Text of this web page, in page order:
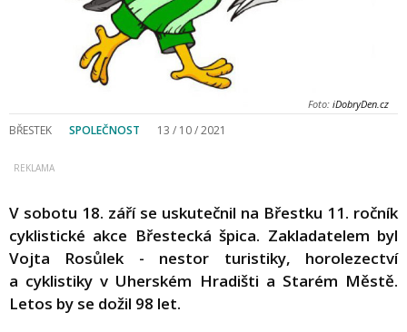
Foto: iDobryDen.cz
BŘESTEK SPOLEČNOST 13 / 10 / 2021
V sobotu 18. září se uskutečnil na Břestku 11. ročník
cyklistické akce Břestecká špica. Zakladatelem byl
Vojta Rosůlek - nestor turistiky, horolezectví
a cyklistiky v Uherském Hradišti a Starém Městě.
Letos by se dožil 98 let.